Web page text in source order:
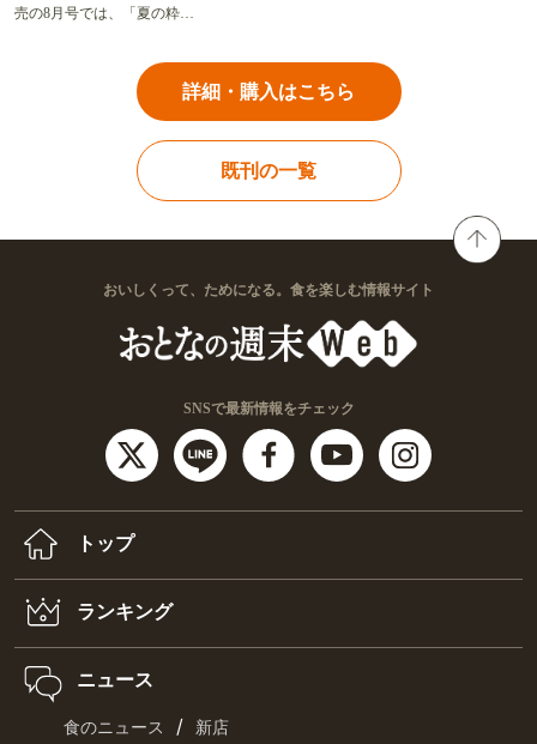
売の8月号では、「夏の粋…
詳細・購入はこちら
既刊の一覧
おいしくって、ためになる。食を楽しむ情報サイト
SNSで最新情報をチェック
トップ
ランキング
ニュース
食のニュース / 新店